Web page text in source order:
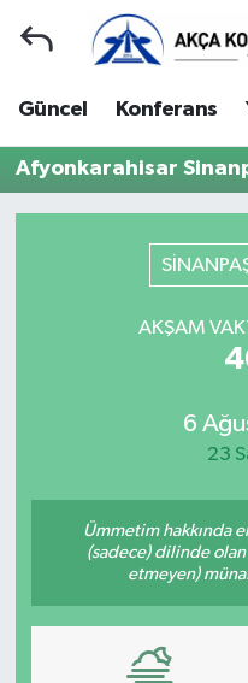
Güncel Konferans
Afyonkarahisar
AKŞAM
6
23
Ümmetim hakkında
(sadece) dilinde
etmeyen)
Gençlerle Başbaşa
Güncel
Konferans
Yurtdışı Gezi
Hakkımızda
Yönetim Kurulu
Yüksek İstişare
Kocaeli Hava
Kocaeli Namaz
Kocaeli Trafik
Süper Lig Puan
Son Dakika
Haber Arşivi